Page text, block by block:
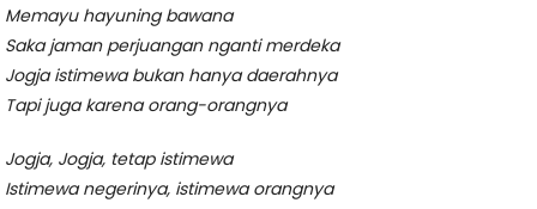
Memayu hayuning bawana
Saka jaman perjuangan nganti merdeka
Jogja istimewa bukan hanya daerahnya
Tapi juga karena orang-orangnya
Jogja, Jogja, tetap istimewa
Istimewa negerinya, istimewa orangnya